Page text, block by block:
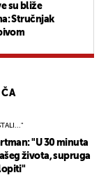
su bliže
Stručnjak
"U 30 minuta
života, supruga